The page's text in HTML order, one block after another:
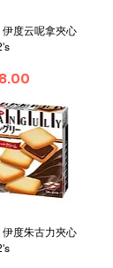
伊度云呢拿夾心
伊度朱古力夾心